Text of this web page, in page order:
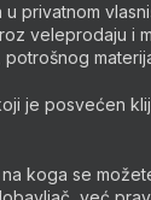
u privatnom
veleprodaju i
je posvećen
koga se